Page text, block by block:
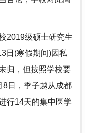
级硕士研究生
日(寒假期间)因私
归，但按照学校要
8日，季子越从成都
行14天的集中医学